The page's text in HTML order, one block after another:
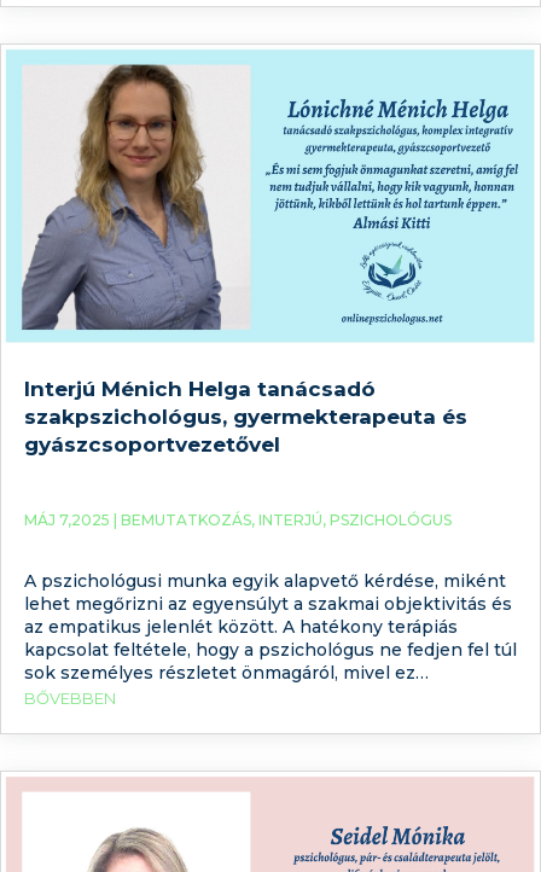
megközelítéssel dolgozik az adott szakember.
Interjú Ménich Helga tanácsadó
szakpszichológus, gyermekterapeuta és
gyászcsoportvezetővel
MÁJ 7,2025 | BEMUTATKOZÁS, INTERJÚ, PSZICHOLÓGUS
A pszichológusi munka egyik alapvető kérdése, miként
lehet megőrizni az egyensúlyt a szakmai objektivitás és
az empatikus jelenlét között. A hatékony terápiás
kapcsolat feltétele, hogy a pszichológus ne fedjen fel túl
sok személyes részletet önmagáról, mivel ez
befolyásolhatja a kliens észleléseit, érzelmi reakcióit
szakembert keres, segítséget jelenthet számára,
BŐVEBBEN